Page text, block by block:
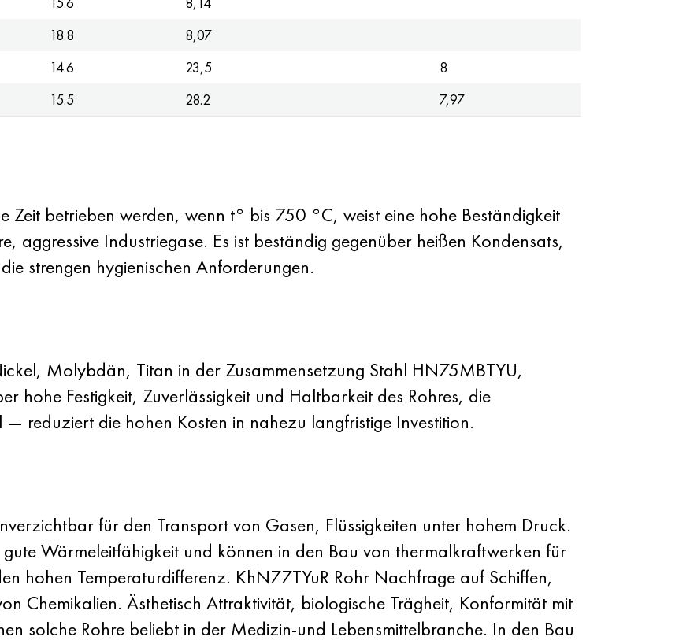
18.8
8,07
14.6 23,5
8
15.5 28.2 7,97
Zeit betrieben werden, wenn t° bis 750 °C, weist eine hohe Beständigkeit
aggressive Industriegase. Es ist beständig gegenüber heißen Kondensats,
strengen hygienischen Anforderungen.
Molybdän, Titan in der Zusammensetzung Stahl HN75MBTYU,
hohe Festigkeit, Zuverlässigkeit und Haltbarkeit des Rohres, die
reduziert die hohen Kosten in nahezu langfristige Investition.
für den Transport von Gasen, Flüssigkeiten unter hohem Druck.
Wärmeleitfähigkeit und können in den Bau von thermalkraftwerken für
hohen Temperaturdifferenz. KhN77TYuR Rohr Nachfrage auf Schiffen,
Chemikalien. Ästhetisch Attraktivität, biologische Trägheit, Konformität mit
solche Rohre beliebt in der Medizin-und Lebensmittelbranche. In den Bau